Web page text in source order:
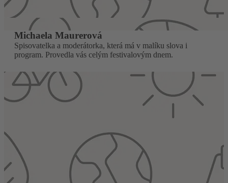
Michaela Maurerová
Spisovatelka a moderátorka, která má v malíku slova i
program. Provedla vás celým festivalovým dnem.